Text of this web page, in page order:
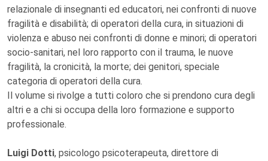
relazionale di insegnanti ed educatori, nei confronti di nuove
fragilità e disabilità; di operatori della cura, in situazioni di
violenza e abuso nei confronti di donne e minori; di operatori
socio-sanitari, nel loro rapporto con il trauma, le nuove
fragilità, la cronicità, la morte; dei genitori, speciale
categoria di operatori della cura.
Il volume si rivolge a tutti coloro che si prendono cura degli
altri e a chi si occupa della loro formazione e supporto
professionale.
Luigi Dotti, psicologo psicoterapeuta, direttore di